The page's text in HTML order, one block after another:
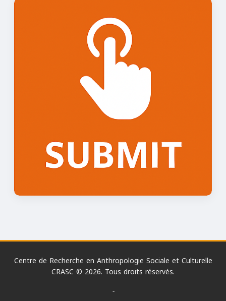
Centre de Recherche en Anthropologie Sociale et Culturelle
CRASC © 2026. Tous droits réservés.
-